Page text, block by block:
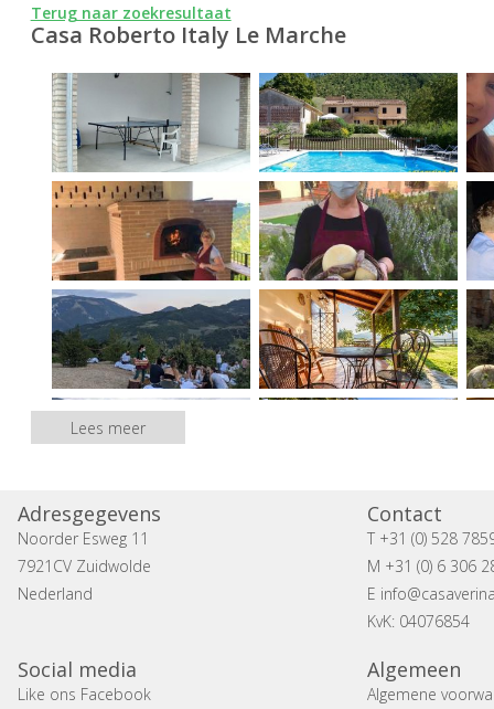
Terug naar zoekresultaat
Casa Roberto Italy Le Marche
Lees meer
Adresgegevens
Noorder Esweg 11
7921CV Zuidwolde
Nederland
Contact
T +31 (0) 528
M +31 (0) 6 306
E
KvK: 04076854
Social media
Like ons Facebook
Algemeen
Algemene